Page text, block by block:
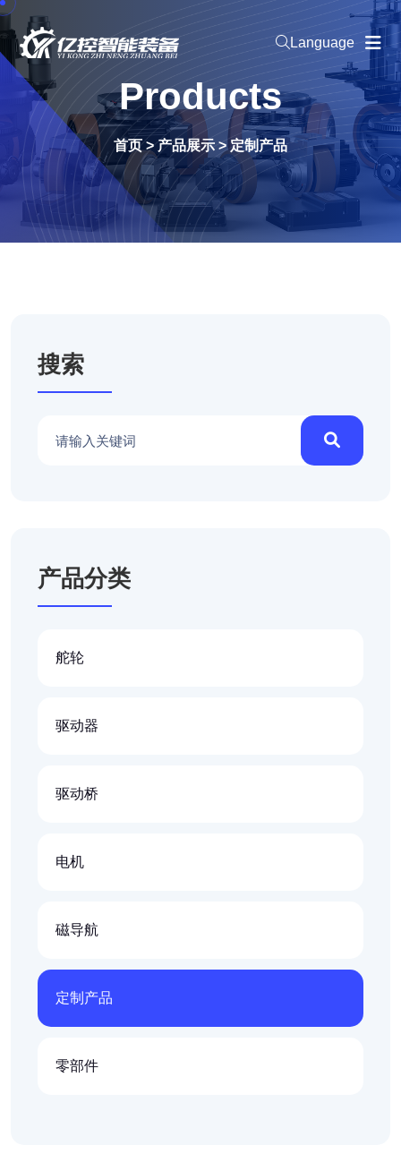
Language
Products
首页> 产品展示 >定制产品
搜索
产品分类
舵轮
驱动器
驱动桥
电机
磁导航
定制产品
零部件